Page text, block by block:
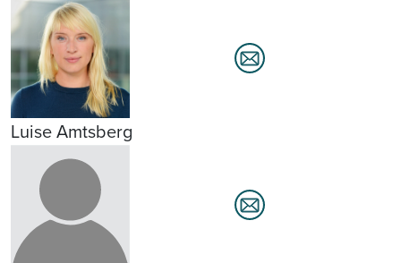
Luise Amtsberg